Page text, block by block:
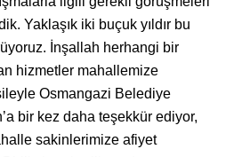
Yaklaşık iki buçuk yıldır bu
İnşallah herhangi bir
hizmetler mahallemize
Osmangazi Belediye
bir kez daha teşekkür ediyor,
sakinlerimize afiyet